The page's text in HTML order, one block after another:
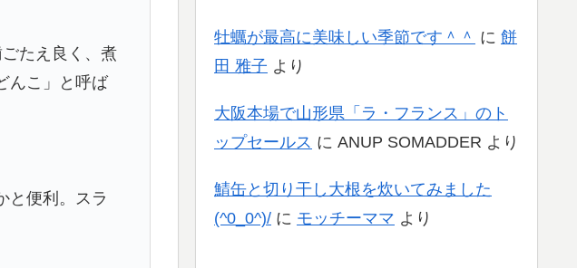
たえ良く、煮
んこ」と呼ば
と便利。スラ
牡蠣が最高に美味しい季節です＾＾ に 餅
田 雅子 より
大阪本場で山形県「ラ・フランス」のト
ップセールス に ANUP SOMADDER より
鯖缶と切り干し大根を炊いてみました
(^0_0^)/ に モッチーママ より